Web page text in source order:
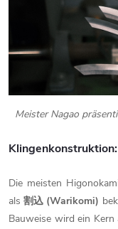
Meister Nagao
Die meisten
als割込 (Warikomi)
Bauweise wird ein